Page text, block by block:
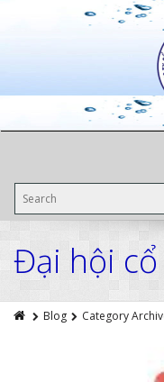
Đại hội
Blog Category